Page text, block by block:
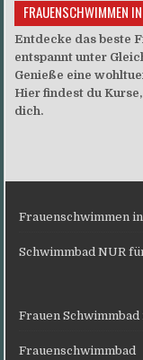
FRAUENSCHWIMMEN
Entdecke das beste
entspannt unter
Genieße eine
Hier findest du
dich.
Frauenschwimmen
Schwimmbad NUR
Frauen Schwimmbad
Frauenschwimmbad